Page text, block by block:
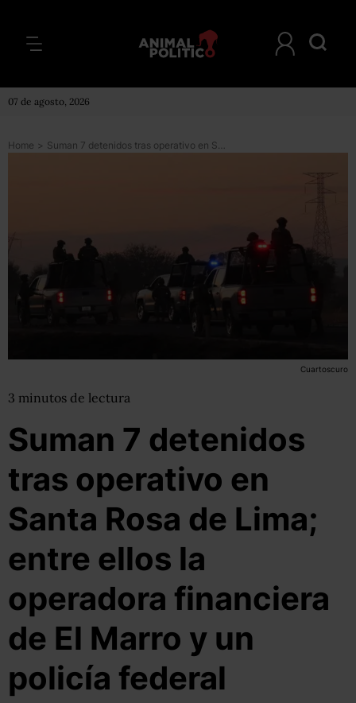
07 de agosto, 2026
Home > Suman 7 detenidos tras operativo en Santa Rosa de Lima; entre ellos la operadora financiera de El Marro y un policía federal
Cuartoscuro
3 minutos de lectura
Suman 7 detenidos
tras operativo en
Santa Rosa de Lima;
entre ellos la
operadora financiera
de El Marro y un
policía federal